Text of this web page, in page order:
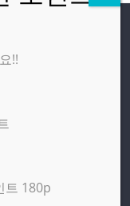
!!
트 180p